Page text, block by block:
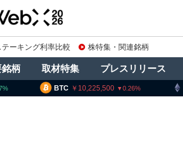
テーキング利率比較 株特集・関連銘柄
銘柄 取材特集 プレスリリース
10,225,500 0.26 ETH 302,032.0